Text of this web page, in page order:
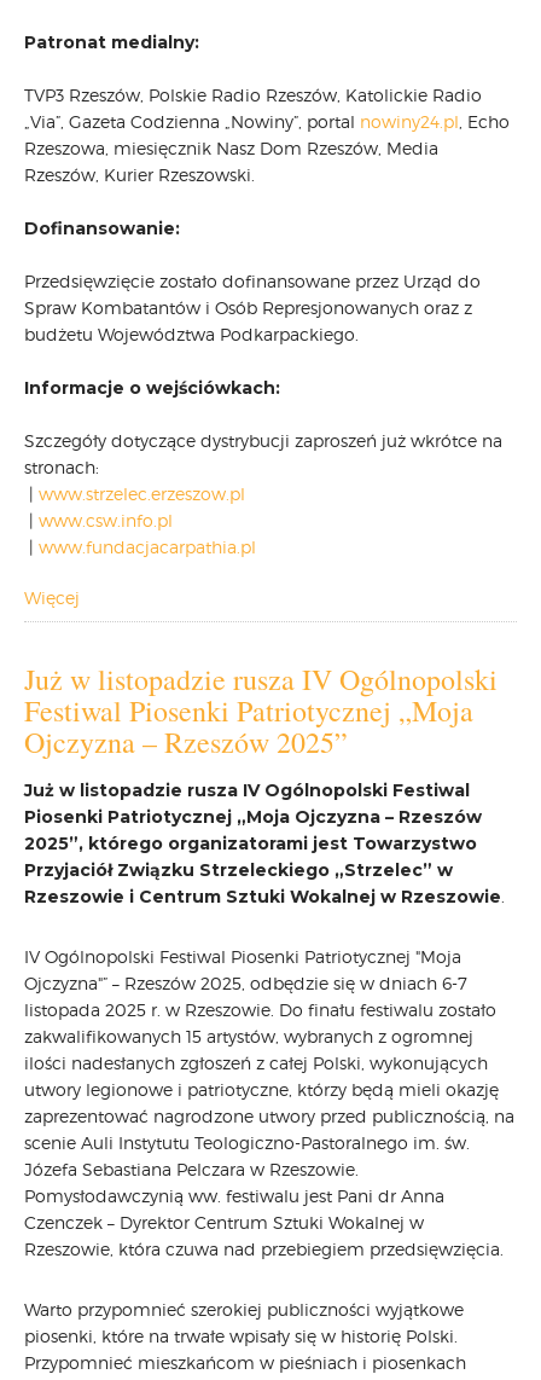
Patronat medialny:
TVP3 Rzeszów, Polskie Radio Rzeszów, Katolickie Radio
„Via”, Gazeta Codzienna „Nowiny”, portal nowiny24.pl , Echo
Rzeszowa, miesięcznik Nasz Dom Rzeszów, Media
Rzeszów, Kurier Rzeszowski.
Dofinansowanie:
Przedsięwzięcie zostało dofinansowane przez Urząd do
Spraw Kombatantów i Osób Represjonowanych oraz z
budżetu Województwa Podkarpackiego.
Informacje o wejściówkach:
Szczegóły dotyczące dystrybucji zaproszeń już wkrótce na
stronach:
| www.strzelec.erzeszow.pl
| www.csw.info.pl
| www.fundacjacarpathia.pl
Więcej
Już w listopadzie rusza IV Ogólnopolski
Festiwal Piosenki Patriotycznej „Moja
Ojczyzna – Rzeszów 2025”
Już w listopadzie rusza IV Ogólnopolski Festiwal
Piosenki Patriotycznej „Moja Ojczyzna – Rzeszów
2025”, którego organizatorami jest Towarzystwo
Przyjaciół Związku Strzeleckiego „Strzelec” w
Rzeszowie i Centrum Sztuki Wokalnej w Rzeszowie
IV Ogólnopolski Festiwal Piosenki Patriotycznej "Moja
Ojczyzna"” – Rzeszów 2025, odbędzie się w dniach 6-7
listopada 2025 r. w Rzeszowie. Do finału festiwalu zostało
zakwalifikowanych 15 artystów, wybranych z ogromnej
ilości nadesłanych zgłoszeń z całej Polski, wykonujących
utwory legionowe i patriotyczne, którzy będą mieli okazję
zaprezentować nagrodzone utwory przed publicznością, na
scenie Auli Instytutu Teologiczno-Pastoralnego im. św.
Józefa Sebastiana Pelczara w Rzeszowie.
Pomysłodawczynią ww. festiwalu jest Pani dr Anna
Czenczek – Dyrektor Centrum Sztuki Wokalnej w
Rzeszowie, która czuwa nad przebiegiem przedsięwzięcia.
Warto przypomnieć szerokiej publiczności wyjątkowe
piosenki, które na trwałe wpisały się w historię Polski.
Przypomnieć mieszkańcom w pieśniach i piosenkach